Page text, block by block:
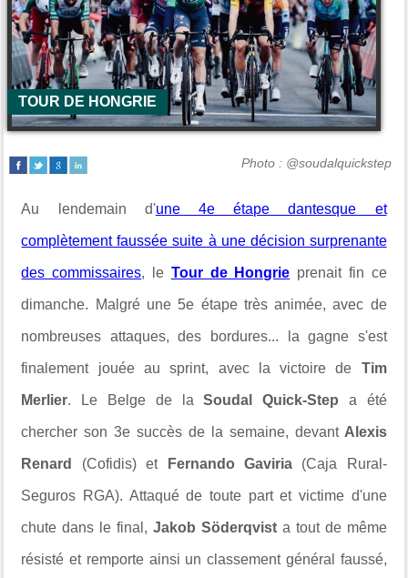
TOUR DE HONGRIE
Photo : @soudalquickstep
Au lendemain d'une 4e étape dantesque et
complètement faussée suite à une décision surprenante
des commissaires, le Tour de Hongrie prenait fin ce
dimanche. Malgré une 5e étape très animée, avec de
nombreuses attaques, des bordures... la gagne s'est
finalement jouée au sprint, avec la victoire de Tim
Merlier. Le Belge de laSoudal Quick-Step a été
chercher son 3e succès de la semaine, devantAlexis
Renard (Cofidis) et Fernando Gaviria(Caja Rural-
Seguros RGA). Attaqué de toute part et victime d'une
chute dans le final,Jakob Söderqvista tout de même
résisté et remporte ainsi un classement général faussé,